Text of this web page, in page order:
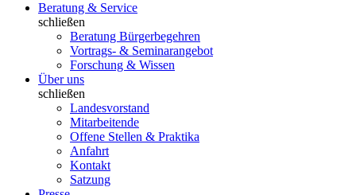
Beratung & Service
schließen
Beratung Bürgerbegehren
Vortrags- & Seminarangebot
Forschung & Wissen
Über uns
schließen
Landesvorstand
Mitarbeitende
Offene Stellen & Praktika
Anfahrt
Kontakt
Satzung